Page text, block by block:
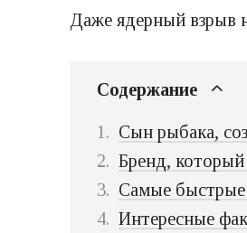
Даже ядерный взрыв
Содержание
Сын рыбака,
Бренд,
Самые быстрые
Интересные